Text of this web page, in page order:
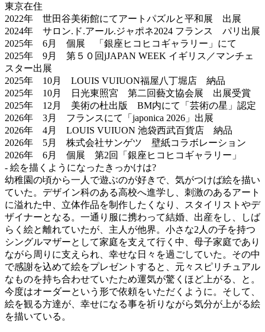
東京在住
2022年 世田谷美術館にてアートパズルと平和展 出展
2024年 サロン.ド.アール.ジャポネ2024 フランス パリ出展
2025年 6月 個展 「銀座ヒコヒコギャラリー」にて
2025年 9月 第５０回jJAPAN WEEK イギリス／マンチェ
スター出展
2025年 10月 LOUIS VUIUON福屋八丁堀店 納品
2025年 10月 日光東照宮 第二回藝文協会展 出展受賞
2025年 12月 美術の杜出版 BM内にて「芸術の星」認定
2026年 3月 フランスにて「japonica 2026」出展
2026年 4月 LOUIS VUIUON 池袋西武百貨店 納品
2026年 5月 株式会社サンゲツ 壁紙コラボレーション
2026年 6月 個展 第2回「銀座ヒコヒコギャラリー」
- 絵を描くようになったきっかけは?
幼稚園の頃から一人で遊ぶのが好きで、気がつけば絵を描い
ていた。デザイン科のある高校へ進学し、刺激のあるアート
に溢れた中、立体作品を制作したくなり、スタイリストやデ
ザイナーとなる。一通り服に携わって結婚、出産をし、しば
らく絵と離れていたが、主人が他界。小さな2人の子を持つ
シングルマザーとして家庭を支えて行く中、母子家庭であり
ながら周りに支えられ、幸せな日々を過ごしていた。その中
で感謝を込めて絵をプレゼントすると、元々スピリチュアル
なものを持ち合わせていたため運気が驚くほど上がる、と。
今度はオーダーという形で依頼をいただくように。そして、
絵を観る方達が、幸せになる事を祈りながら気分が上がる絵
を描いている。